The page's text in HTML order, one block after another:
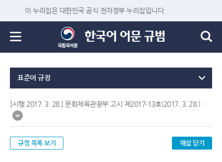
이 누리집은 대한민국 공식 전자정부 누리집입니다.
표준어 규정
[시행 2017. 3. 28.] 문화체육관광부 고시 제2017-13호(2017. 3. 28.)
규정 목록 보기 해설 닫기